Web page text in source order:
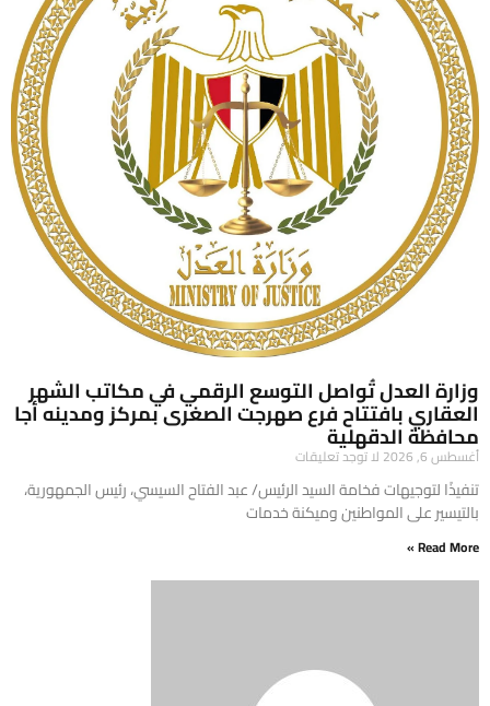
وزارة العدل تُواصل التوسع الرقمي في مكاتب الشهر
العقاري بافتتاح فرع صهرجت الصغرى بمركز ومدينه أجا
محافظة الدقهلية
أغسطس 6, 2026 لا توجد تعليقات
تنفيذًا لتوجيهات فخامة السيد الرئيس/ عبد الفتاح السيسي، رئيس الجمهورية،
بالتيسير على المواطنين وميكنة خدمات
Read More »